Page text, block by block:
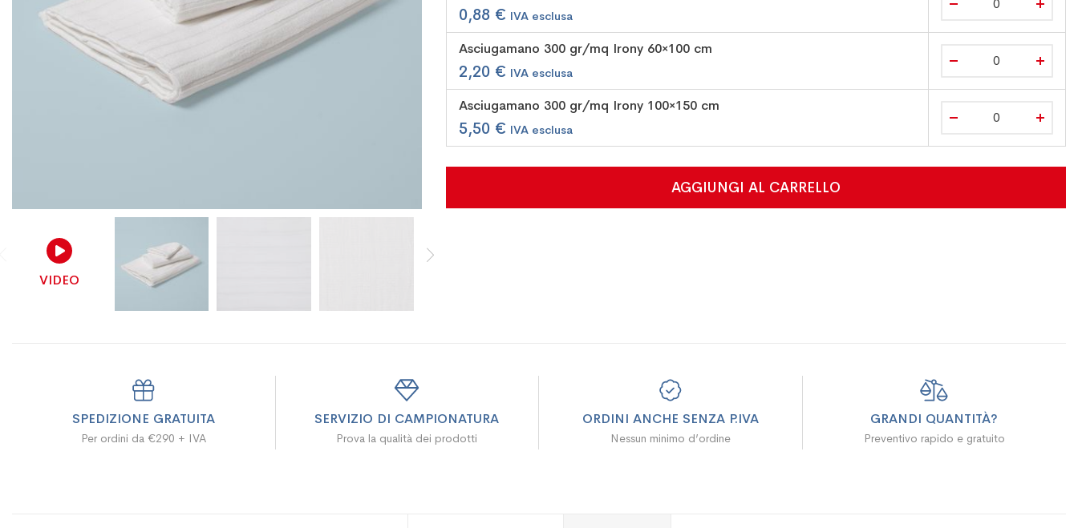
VIDEO
raggruppati
0,88 €
Asciugamano 300 gr/mq Irony 60×100 cm
2,20 €
Asciugamano 300 gr/mq Irony 100×150 cm
5,50 €
AGGIUNGI AL CARRELLO
SPEDIZIONE GRATUITA
Per ordini da €290 + IVA
SERVIZIO DI CAMPIONATURA
Prova la qualità dei prodotti
ORDINI ANCHE SENZA P.IVA
Nessun minimo d’ordine
GRANDI QUANTITÀ?
Preventivo rapido e gratuito